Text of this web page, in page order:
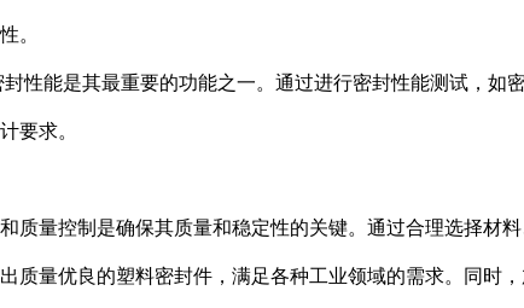
。
性能是其最重要的功能之一。通过进行密封性能测试，如
要求。
质量控制是确保其质量和稳定性的关键。通过合理选择材
质量优良的塑料密封件，满足各种工业领域的需求。同时